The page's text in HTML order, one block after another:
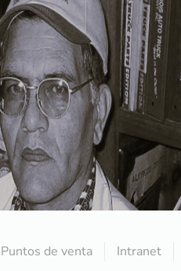
Puntos de venta Intranet